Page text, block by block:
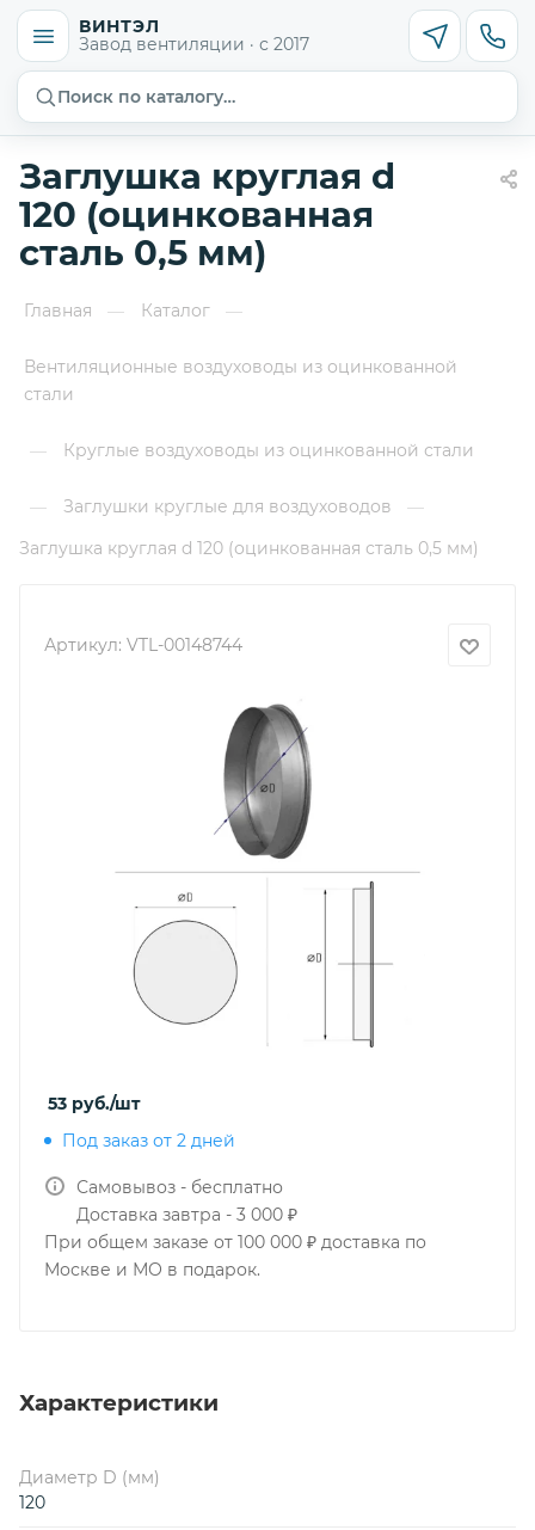
ВИНТЭЛ
Завод вентиляции · с 2017
Поиск по каталогу…
Заглушка круглая d
120 (оцинкованная
сталь 0,5 мм)
Главная — Каталог —
Вентиляционные воздуховоды из оцинкованной
стали
— Круглые воздуховоды из оцинкованной стали
— Заглушки круглые для воздуховодов
—
Заглушка круглая d 120 (оцинкованная сталь 0,5 мм)
Артикул: VTL-00148744
53 руб./шт
Под заказ от 2 дней
Самовывоз - бесплатно
Доставка завтра - 3 000 ₽
При общем заказе от 100 000 ₽ доставка по
Москве и МО в подарок.
Характеристики
Диаметр D (мм)
120